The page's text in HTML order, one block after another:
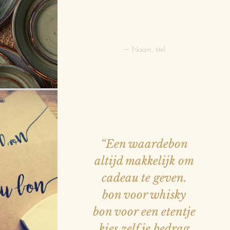
VIS
— Naam, titel
“Een waardebon
altijd makkelijk om
cadeau te geven.
bon voor whisky
bon voor een etentje